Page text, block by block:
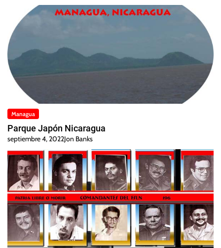
Managua
Parque Japón Nicaragua
septiembre 4, 2022Jon Banks